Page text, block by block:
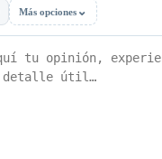
Más opciones ⌄